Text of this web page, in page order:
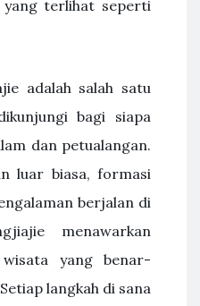
yang terlihat seperti
adalah salah satu
bagi siapa
dan petualangan.
luar biasa, formasi
berjalan di
menawarkan
wisata yang benar-
langkah di sana